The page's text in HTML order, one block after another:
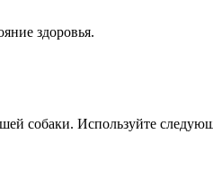
здоровья.
собаки. Используйте